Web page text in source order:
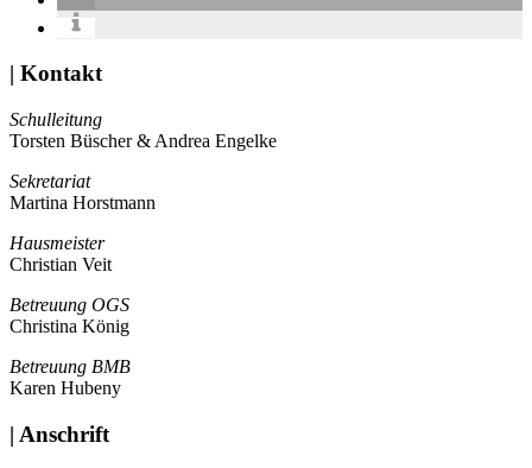
| Kontakt
Schulleitung
Torsten Büscher & Andrea Engelke
Sekretariat
Martina Horstmann
Hausmeister
Christian Veit
Betreuung OGS
Christina König
Betreuung BMB
Karen Hubeny
| Anschrift